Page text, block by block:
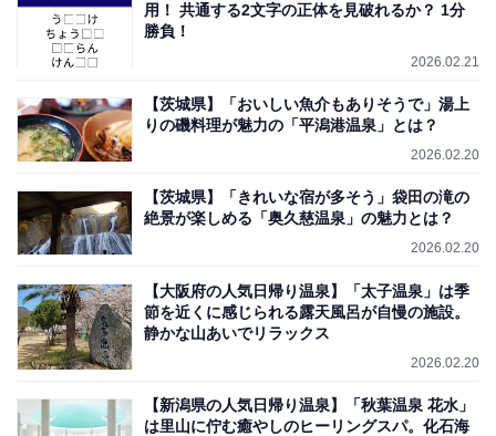
用！ 共通する2文字の正体を見破れるか？ 1分
勝負！
2026.02.21
【茨城県】「おいしい魚介もありそうで」湯上
りの磯料理が魅力の「平潟港温泉」とは？
2026.02.20
【茨城県】「きれいな宿が多そう」袋田の滝の
絶景が楽しめる「奥久慈温泉」の魅力とは？
2026.02.20
【大阪府の人気日帰り温泉】「太子温泉」は季
節を近くに感じられる露天風呂が自慢の施設。
静かな山あいでリラックス
2026.02.20
【新潟県の人気日帰り温泉】「秋葉温泉 花水」
は里山に佇む癒やしのヒーリングスパ。化石海